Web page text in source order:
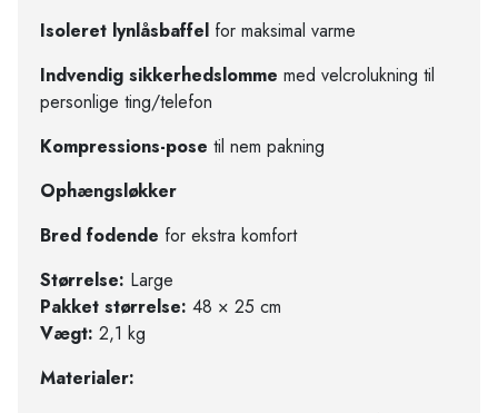
Isoleret lynlåsbaffel for maksimal varme
Indvendig sikkerhedslomme med velcrolukning til
personlige ting/telefon
Kompressions-pose til nem pakning
Ophængsløkker
Bred fodende for ekstra komfort
Størrelse: Large
Pakket størrelse: 48 × 25 cm
Vægt: 2,1 kg
Materialer: